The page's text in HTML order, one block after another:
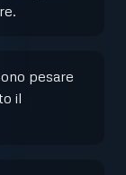
pesare
il